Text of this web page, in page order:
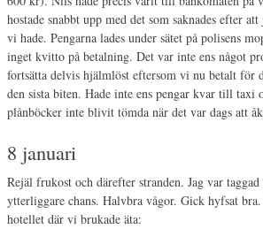
hostade snabbt upp med det som saknades efter
vi hade. Pengarna lades under sätet på polisens
inget kvitto på betalning. Det var inte ens något
fortsätta delvis hjälmlöst eftersom vi nu betalt för
den sista biten. Hade inte ens pengar kvar till taxi
plånböcker inte blivit tömda när det var dags att
8 januari
Rejäl frukost och därefter stranden. Jag var
ytterliggare chans. Halvbra vågor. Gick hyfsat
hotellet där vi brukade äta: